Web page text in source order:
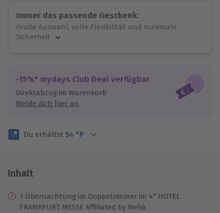
Immer das passende Geschenk:
Große Auswahl, volle Flexibilität und maximale
Sicherheit
Jeder Gutschein für alle Erlebnisse einlösbar.
Maximale Sicherheit
3 Jahre gültig & verlängerbar.
-15%* mydays Club Deal verfügbar
Direktabzug im Warenkorb
Melde dich hier an
Du erhältst 54 °P
Inhalt
1 Übernachtung im Doppelzimmer im 4* HOTEL
FRANKFURT MESSE Affiliated by Meliá